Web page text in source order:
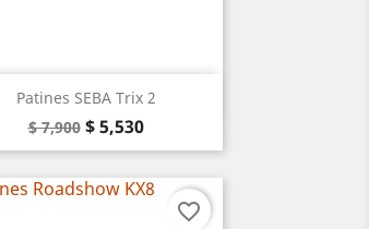
Patines SEBA Trix 2
Precio
base
$ 7,900 Precio
$ 5,530
Vista rápida
NegroRosa
favorite_border